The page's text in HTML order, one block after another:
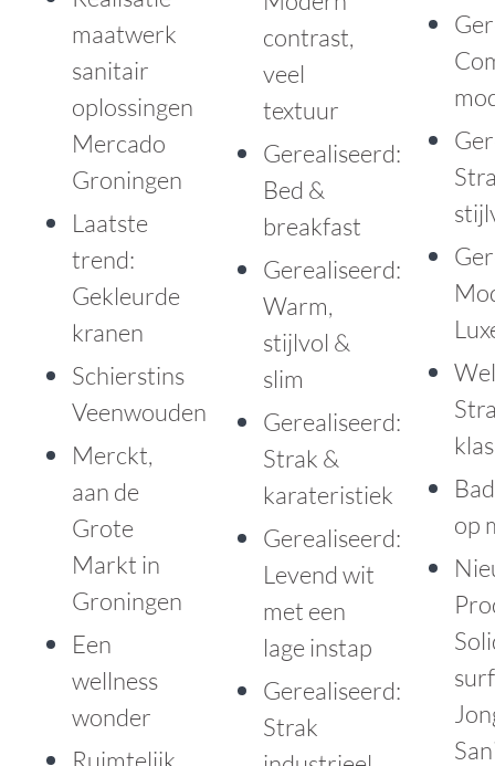
maatwerk
sanitair
oplossingen
Mercado
Groningen
Laatste
trend:
Gekleurde
kranen
Schierstins
Veenwouden
Merckt,
aan de
Grote
Markt in
Groningen
Een
wellness
wonder
Ruimtelijk
contrast,
veel
textuur
Gerealiseerd:
Bed &
breakfast
Gerealiseerd:
Warm,
stijlvol &
slim
Gerealiseerd:
Strak &
karateristiek
Gerealiseerd:
Levend wit
met een
lage instap
Gerealiseerd:
Strak
op